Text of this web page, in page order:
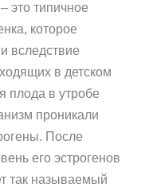
это типичное
которое
вследствие
в детском
плода в утробе
проникали
После
его эстрогенов
так называемый